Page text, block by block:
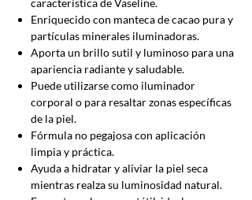
Enriquecido con manteca de cacao pura y
partículas minerales iluminadoras.
Aporta un brillo sutil y luminoso para una
apariencia radiante y saludable.
Puede utilizarse como iluminador
corporal o para resaltar zonas específicas
de la piel.
Fórmula no pegajosa con aplicación
limpia y práctica.
Ayuda a hidratar y aliviar la piel seca
mientras realza su luminosidad natural.